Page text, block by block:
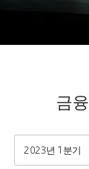
금
2023년 1분기